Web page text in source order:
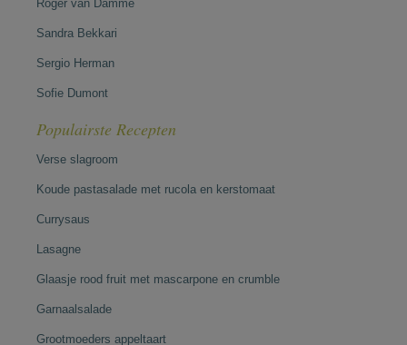
Roger van Damme
Sandra Bekkari
Sergio Herman
Sofie Dumont
Populairste Recepten
Verse slagroom
Koude pastasalade met rucola en kerstomaat
Currysaus
Lasagne
Glaasje rood fruit met mascarpone en crumble
Garnaalsalade
Grootmoeders appeltaart